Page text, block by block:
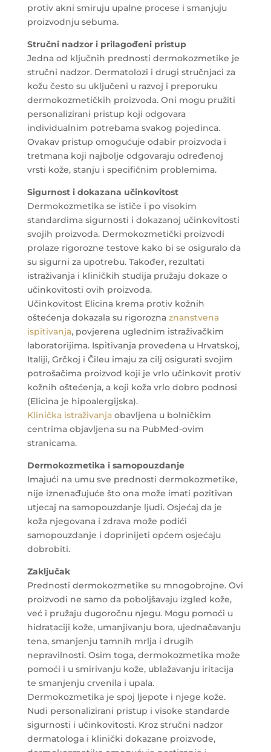
protiv akni smiruju upalne procese i smanjuju
proizvodnju sebuma.
Stručni nadzor i prilagođeni pristup
Jedna od ključnih prednosti dermokozmetike je
stručni nadzor. Dermatolozi i drugi stručnjaci za
kožu često su uključeni u razvoj i preporuku
dermokozmetičkih proizvoda. Oni mogu pružiti
personalizirani pristup koji odgovara
individualnim potrebama svakog pojedinca.
Ovakav pristup omogućuje odabir proizvoda i
tretmana koji najbolje odgovaraju određenoj
vrsti kože, stanju i specifičnim problemima.
Sigurnost i dokazana učinkovitost
Dermokozmetika se ističe i po visokim
standardima sigurnosti i dokazanoj učinkovitosti
svojih proizvoda. Dermokozmetički proizvodi
prolaze rigorozne testove kako bi se osiguralo da
su sigurni za upotrebu. Također, rezultati
istraživanja i kliničkih studija pružaju dokaze o
učinkovitosti ovih proizvoda.
Učinkovitost Elicina krema protiv kožnih
oštećenja dokazala su rigorozna znanstvena
ispitivanja, povjerena uglednim istraživačkim
laboratorijima. Ispitivanja provedena u Hrvatskoj,
Italiji, Grčkoj i Čileu imaju za cilj osigurati svojim
potrošačima proizvod koji je vrlo učinkovit protiv
kožnih oštećenja, a koji koža vrlo dobro podnosi
(Elicina je hipoalergijska).
Klinička istraživanjaobavljena u bolničkim
centrima objavljena su na PubMed-ovim
stranicama.
Dermokozmetika i samopouzdanje
Imajući na umu sve prednosti dermokozmetike,
nije iznenađujuće što ona može imati pozitivan
utjecaj na samopouzdanje ljudi. Osjećaj da je
koža njegovana i zdrava može podići
samopouzdanje i doprinijeti općem osjećaju
dobrobiti.
Zaključak
Prednosti dermokozmetike su mnogobrojne. Ovi
proizvodi ne samo da poboljšavaju izgled kože,
već i pružaju dugoročnu njegu. Mogu pomoći u
hidrataciji kože, umanjivanju bora, ujednačavanju
tena, smanjenju tamnih mrlja i drugih
nepravilnosti. Osim toga, dermokozmetika može
pomoći i u smirivanju kože, ublažavanju iritacija
te smanjenju crvenila i upala.
Dermokozmetika je spoj ljepote i njege kože.
Nudi personalizirani pristup i visoke standarde
sigurnosti i učinkovitosti. Kroz stručni nadzor
dermatologa i klinički dokazane proizvode,